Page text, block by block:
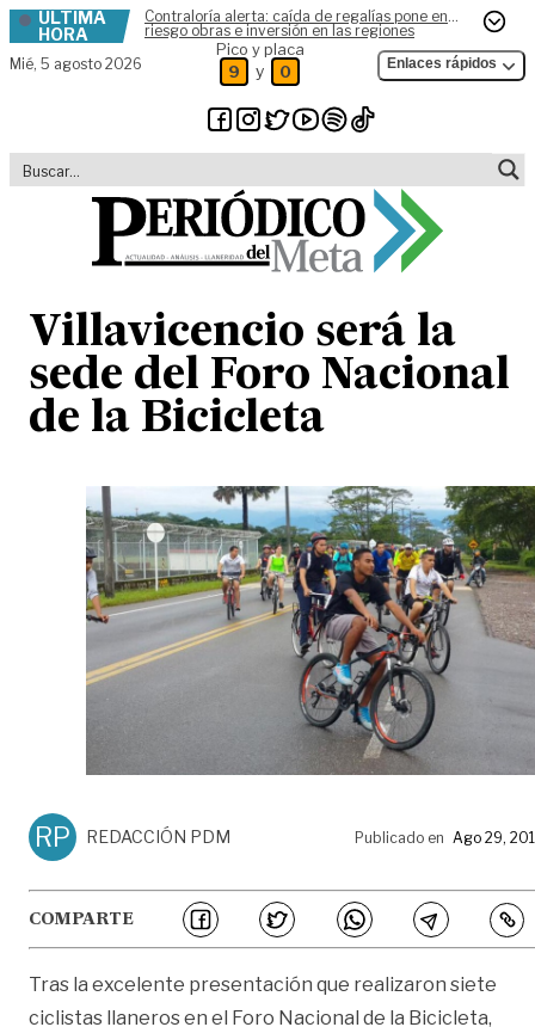
Skip to content
ÚLTIMA
HORA
Contraloría alerta: caída de regalías pone en
riesgo obras e inversión en las regiones
Mié, 5 agosto 2026
Pico y placa
9 y 0 Enlaces rápidos
Villavicencio será la
sede del Foro Nacional
de la Bicicleta
RP REDACCIÓN PDM Publicado en Ago 29,
COMPARTE
Tras la excelente presentación que realizaron siete
ciclistas llaneros en el Foro Nacional de la Bicicleta,